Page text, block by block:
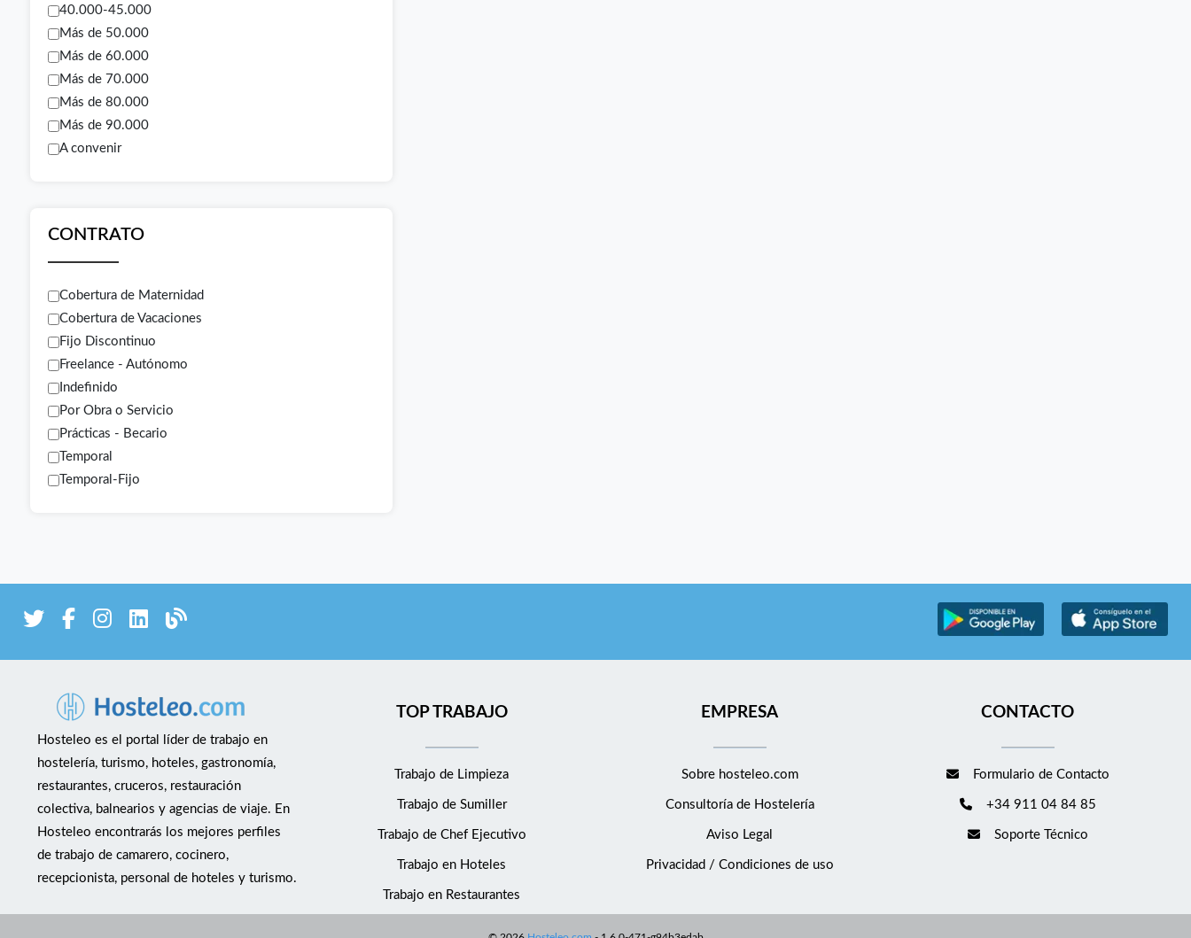
40.000-45.000
Más de 50.000
Más de 60.000
Más de 70.000
Más de 80.000
Más de 90.000
A convenir
CONTRATO
Cobertura de Maternidad
Cobertura de Vacaciones
Fijo Discontinuo
Freelance - Autónomo
Indefinido
Por Obra o Servicio
Prácticas - Becario
Temporal
Temporal-Fijo
Hosteleo es el portal líder de trabajo en
hostelería, turismo, hoteles, gastronomía,
restaurantes, cruceros, restauración
colectiva, balnearios y agencias de viaje. En
Hosteleo encontrarás los mejores perfiles
de trabajo de camarero, cocinero,
recepcionista, personal de hoteles y turismo.
TOP TRABAJO
Trabajo de Limpieza
Trabajo de Sumiller
Trabajo de Chef Ejecutivo
Trabajo en Hoteles
Trabajo en Restaurantes
EMPRESA
Sobre hosteleo.com
Consultoría de Hostelería
Aviso Legal
Privacidad / Condiciones de uso
CONTACTO
Formulario de Contacto
+34 911 04 84 85
Soporte Técnico